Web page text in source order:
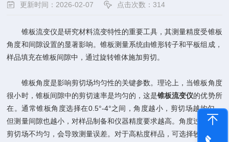
更新时间：2026-02-07 点击次数：314
锥板流变仪是研究材料流变特性的重要工具，其测量精度受锥板
角度和间隙设置的显著影响。锥板测量系统由锥形转子和平板组成，
样品填充在锥板间隙中，通过旋转锥体施加剪切。
锥板角度是影响剪切场均匀性的关键参数。理论上，当锥板角度
很小时，锥板间隙中的剪切速率是均匀的，这是锥板流变仪的优势所
在。通常锥板角度选择在0.5°-4°之间，角度越小，剪切场越均匀，
但测量间隙也越小，对样品制备和仪器精度要求越高。角度过大时，
剪切场不均匀，会导致测量误差。对于高粘度样品，可选择较小角度